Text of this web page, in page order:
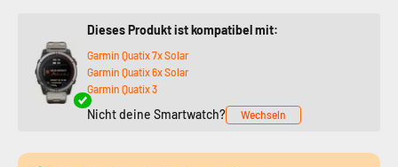
Dieses Produkt ist kompatibel mit:
Garmin Quatix 7x Solar
Garmin Quatix 6x Solar
Garmin Quatix 3
Nicht deine Smartwatch? Wechseln